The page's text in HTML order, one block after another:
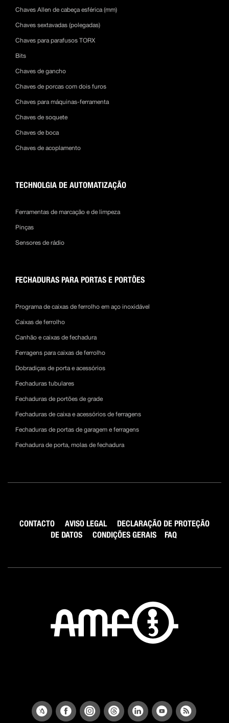
Chaves Allen de cabeça esférica (mm)
Chaves sextavadas (polegadas)
Chaves para parafusos TORX
Bits
Chaves de gancho
Chaves de porcas com dois furos
Chaves para máquinas-ferramenta
Chaves de soquete
Chaves de boca
Chaves de acoplamento
TECHNOLGIA DE AUTOMATIZAÇÃO
Ferramentas de marcação e de limpeza
Pinças
Sensores de rádio
FECHADURAS PARA PORTAS E PORTÕES
Programa de caixas de ferrolho em aço inoxidável
Caixas de ferrolho
Canhão e caixas de fechadura
Ferragens para caixas de ferrolho
Dobradiças de porta e acessórios
Fechaduras tubulares
Fechaduras de portões de grade
Fechaduras de caixa e acessórios de ferragens
Fechaduras de portas de garagem e ferragens
Fechadura de porta, molas de fechadura
CONTACTO AVISO LEGAL
DECLARAÇÃO DE PROTEÇÃO
DE DATOS
CONDIÇÕES GERAIS FAQ